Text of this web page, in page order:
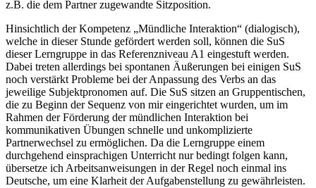
z.B. die dem Partner zugewandte Sitzposition.
Hinsichtlich der Kompetenz „Mündliche Interaktion“ (dialogisch),
welche in dieser Stunde gefördert werden soll, können die SuS
dieser Lerngruppe in das Referenzniveau A1 eingestuft werden.
Dabei treten allerdings bei spontanen Äußerungen bei einigen SuS
noch verstärkt Probleme bei der Anpassung des Verbs an das
jeweilige Subjektpronomen auf. Die SuS sitzen an Gruppentischen,
die zu Beginn der Sequenz von mir eingerichtet wurden, um im
Rahmen der Förderung der mündlichen Interaktion bei
kommunikativen Übungen schnelle und unkomplizierte
Partnerwechsel zu ermöglichen. Da die Lerngruppe einem
durchgehend einsprachigen Unterricht nur bedingt folgen kann,
übersetze ich Arbeitsanweisungen in der Regel noch einmal ins
Deutsche, um eine Klarheit der Aufgabenstellung zu gewährleisten.